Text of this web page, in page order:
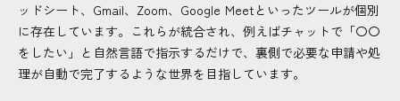
ッドシート、Gmail、Zoom、Google Meetといったツールが個別
に存在しています。これらが統合され、例えばチャットで「〇〇
をしたい」と自然言語で指示するだけで、裏側で必要な申請や処
理が自動で完了するような世界を目指しています。